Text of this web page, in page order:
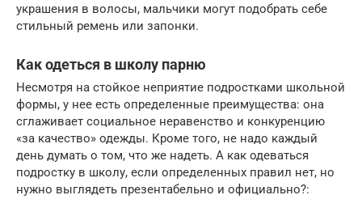
украшения в волосы, мальчики могут подобрать себе
стильный ремень или запонки.
Как одеться в школу парню
Несмотря на стойкое неприятие подростками школьной
формы, у нее есть определенные преимущества: она
сглаживает социальное неравенство и конкуренцию
«за качество» одежды. Кроме того, не надо каждый
день думать о том, что же надеть. А как одеваться
подростку в школу, если определенных правил нет, но
нужно выглядеть презентабельно и официально?: